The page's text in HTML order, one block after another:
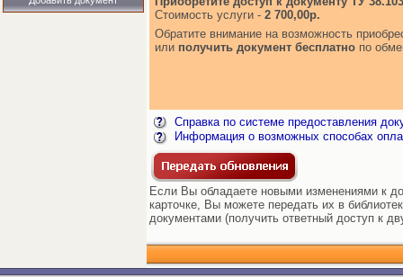
Стоимость услуги - 2 700,00р.
Обратите внимание на возможность
или получить документ бесплатно по
Справка по системе предоставления
Информация о возможных способах
Если Вы обладаете новыми изменениями к
карточке, Вы можете передать их в
документами (получить ответный доступ к